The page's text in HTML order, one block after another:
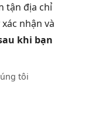
tận địa chỉ
nhận và
khi bạn
tôi